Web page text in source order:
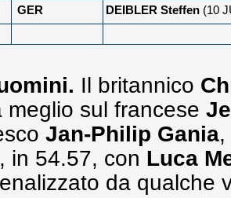
GER DEIBLER Steffen (10
Il britannico
meglio sul francese
Jan-Philip Gania
in 54.57, con Luca
da qualche